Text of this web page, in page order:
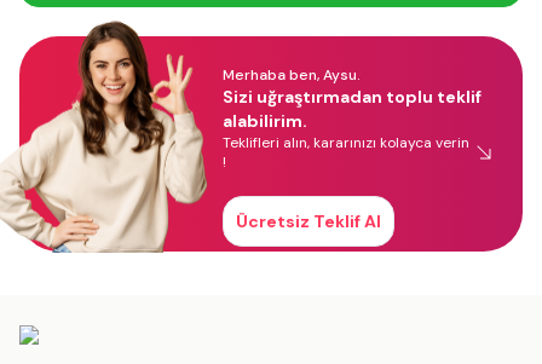
Merhaba ben, Aysu.
Sizi uğraştırmadan toplu teklif
alabilirim.
Teklifleri alın, kararınızı kolayca verin
!
Ücretsiz Teklif Al